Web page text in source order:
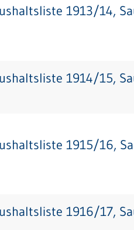
1913/14,
1914/15,
1915/16,
1916/17,